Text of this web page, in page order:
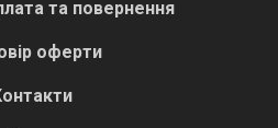
та повернення
оферти